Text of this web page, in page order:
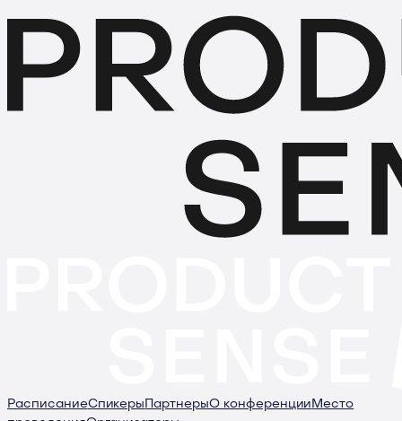
РасписаниеСпикеры ПартнерыО конференции Место